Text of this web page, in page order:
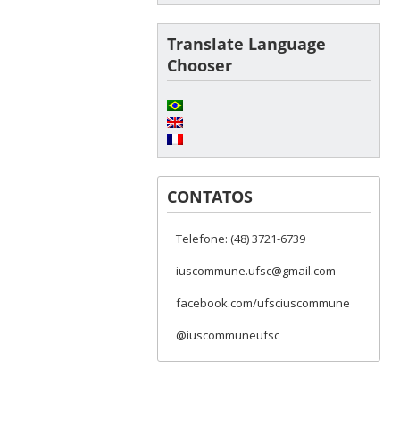
Translate Language
Chooser
CONTATOS
Telefone: (48) 3721-6739
iuscommune.ufsc@gmail.com
facebook.com/ufsciuscommune
@iuscommuneufsc